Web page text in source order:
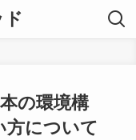
ド
の環境構
方について